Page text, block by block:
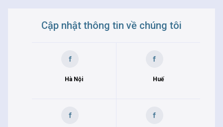
Cập nhật thông tin về chúng tôi
Hà Nội Huế